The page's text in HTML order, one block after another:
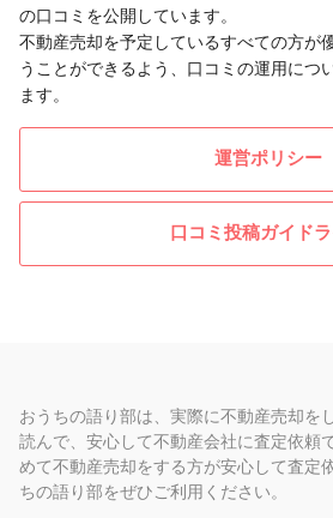
の口コミを公開しています。
不動産売却を予定しているすべての方が
うことができるよう、口コミの運用につ
ます。
運営ポリシー
口コミ投稿ガイド
おうちの語り部は、実際に不動産売却を
読んで、安心して不動産会社に査定依頼
めて不動産売却をする方が安心して査定
ちの語り部をぜひご利用ください。